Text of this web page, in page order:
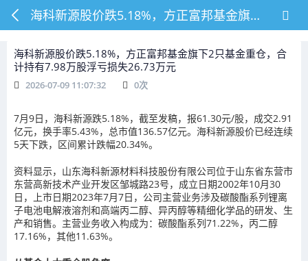
海科新源股价跌5.18%，方正富邦基金旗下2只基金重仓，合计持有7.98万股浮亏损失26.73万元
海科新源股价跌5.18%，方正富邦基金旗下2只基金重仓，合
计持有7.98万股浮亏损失26.73万元
2026-07-09 11:07:32 0次
7月9日，海科新源跌5.18%，截至发稿，报61.30元/股，成交2.91
亿元，换手率5.43%，总市值136.57亿元。海科新源股价已经连续
5天下跌，区间累计跌幅20.34%。
资料显示，山东海科新源材料科技股份有限公司位于山东省东营市
东营高新技术产业开发区邹城路23号，成立日期2002年10月30
日，上市日期2023年7月7日，公司主营业务涉及碳酸酯系列锂离
子电池电解液溶剂和高端丙二醇、异丙醇等精细化学品的研发、生
产和销售。主营业务收入构成为：碳酸酯系列71.22%，丙二醇
17.16%，其他11.63%。